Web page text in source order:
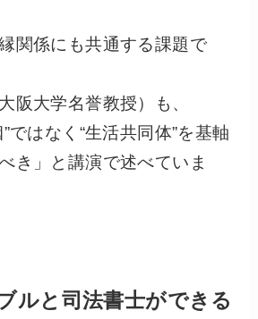
関係にも共通する課題で
阪大学名誉教授）も、
”ではなく“生活共同体”を基軸
き」と講演で述べていま
ルと司法書士ができる